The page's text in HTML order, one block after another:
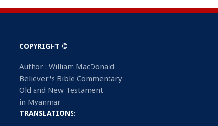
COPYRIGHT ©
Author : William MacDonald
Believer’s Bible Commentary
Old and New Testament
in Myanmar
TRANSLATIONS: